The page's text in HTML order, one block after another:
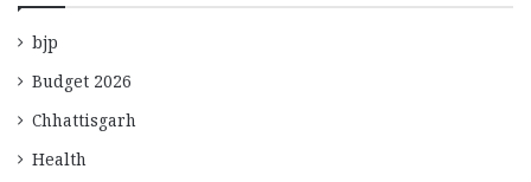
bjp
Budget 2026
Chhattisgarh
Health